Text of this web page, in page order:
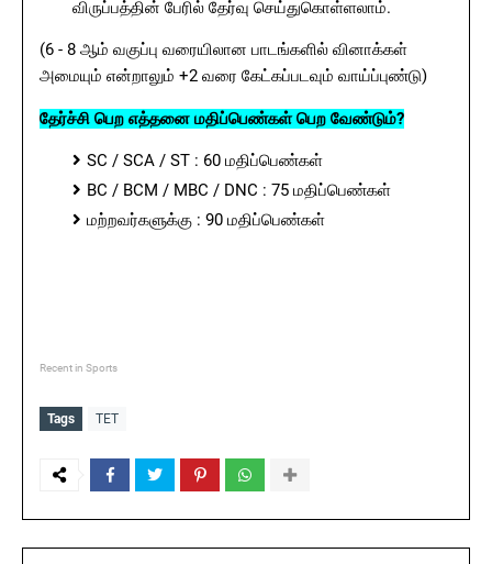
விருப்பத்தின் பேரில் தேர்வு செய்துகொள்ளலாம்.
(6 - 8 ஆம் வகுப்பு வரையிலான பாடங்களில் வினாக்கள்
அமையும் என்றாலும் +2 வரை கேட்கப்படவும் வாய்ப்புண்டு)
தேர்ச்சி பெற எத்தனை மதிப்பெண்கள் பெற வேண்டும்?
SC / SCA / ST : 60 மதிப்பெண்கள்
BC / BCM / MBC / DNC : 75 மதிப்பெண்கள்
மற்றவர்களுக்கு : 90 மதிப்பெண்கள்
Recent in Sports
Tags TET